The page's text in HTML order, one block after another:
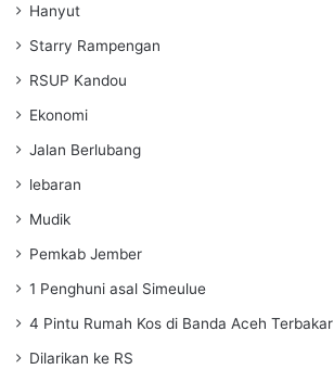
Hanyut
Starry Rampengan
RSUP Kandou
Ekonomi
Jalan Berlubang
lebaran
Mudik
Pemkab Jember
1 Penghuni asal Simeulue
4 Pintu Rumah Kos di Banda Aceh Terbakar
Dilarikan ke RS